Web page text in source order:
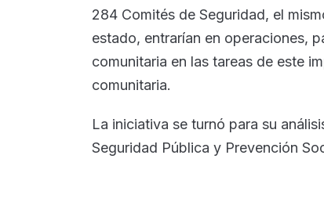
284 Comités de Seguridad, el
estado, entrarían en operaciones,
comunitaria en las tareas de este
comunitaria.
La iniciativa se turnó para su
Seguridad Pública y Prevención